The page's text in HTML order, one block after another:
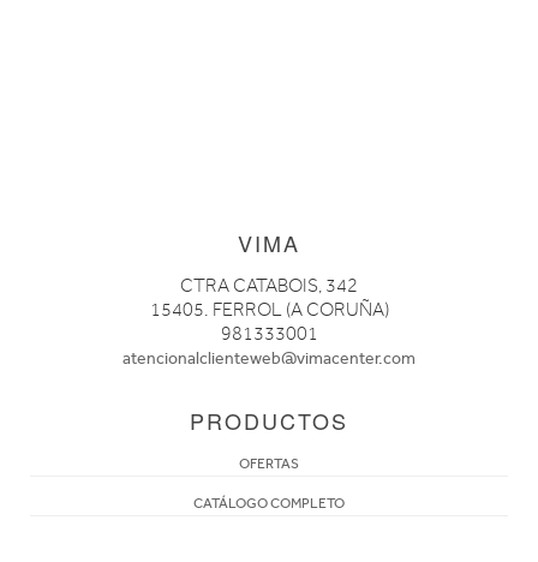
VIMA
CTRA CATABOIS, 342
15405. FERROL (A CORUÑA)
981333001
atencionalclienteweb@vimacenter.com
PRODUCTOS
OFERTAS
CATÁLOGO COMPLETO